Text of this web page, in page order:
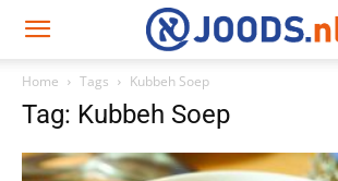
Home Tags Kubbeh Soep
Tag: Kubbeh Soep